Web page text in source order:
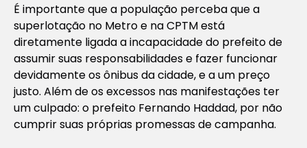
É importante que a população perceba que a
superlotação no Metro e na CPTM está
diretamente ligada a incapacidade do prefeito de
assumir suas responsabilidades e fazer funcionar
devidamente os ônibus da cidade, e a um preço
justo. Além de os excessos nas manifestações ter
um culpado: o prefeito Fernando Haddad, por não
cumprir suas próprias promessas de campanha.